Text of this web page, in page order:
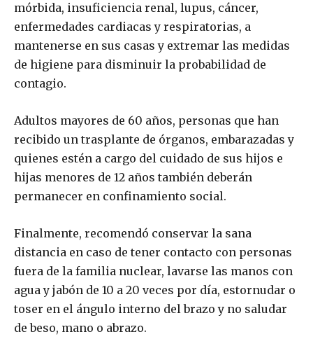
mórbida, insuficiencia renal, lupus, cáncer,
enfermedades cardiacas y respiratorias, a
mantenerse en sus casas y extremar las medidas
de higiene para disminuir la probabilidad de
contagio.
Adultos mayores de 60 años, personas que han
recibido un trasplante de órganos, embarazadas y
quienes estén a cargo del cuidado de sus hijos e
hijas menores de 12 años también deberán
permanecer en confinamiento social.
Finalmente, recomendó conservar la sana
distancia en caso de tener contacto con personas
fuera de la familia nuclear, lavarse las manos con
agua y jabón de 10 a 20 veces por día, estornudar o
toser en el ángulo interno del brazo y no saludar
de beso, mano o abrazo.